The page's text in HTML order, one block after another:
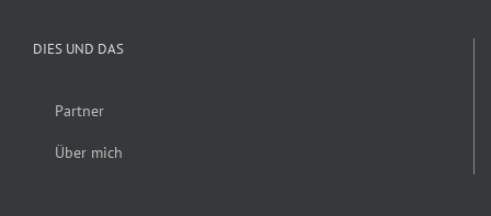
DIES UND DAS
Partner
Über mich